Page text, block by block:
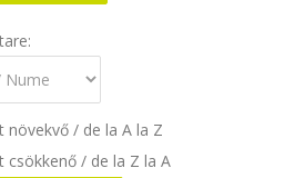
növekvő / de la A la Z
csökkenő / de la Z la A